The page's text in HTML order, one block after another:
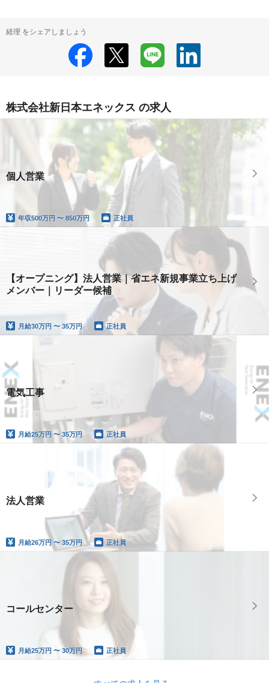
経理 をシェアしましょう
株式会社新日本エネックス の求人
個人営業
年収500万円 〜 850万円 正社員
【オープニング】法人営業｜省エネ新規事業立ち上げ
メンバー｜リーダー候補
月給30万円 〜 35万円 正社員
電気工事
月給25万円 〜 35万円 正社員
法人営業
月給26万円 〜 35万円 正社員
コールセンター
月給25万円 〜 30万円 正社員